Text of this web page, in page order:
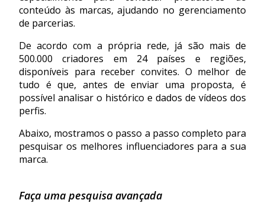
conteúdo às marcas, ajudando no gerenciamento
de parcerias.
De acordo com a própria rede, já são mais de
500.000 criadores em 24 países e regiões,
disponíveis para receber convites. O melhor de
tudo é que, antes de enviar uma proposta, é
possível analisar o histórico e dados de vídeos dos
perfis.
Abaixo, mostramos o passo a passo completo para
pesquisar os melhores influenciadores para a sua
marca.
Faça uma pesquisa avançada